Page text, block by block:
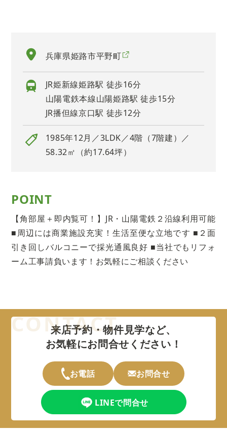
兵庫県姫路市平野町
JR姫新線姫路駅 徒歩16分
山陽電鉄本線山陽姫路駅 徒歩15分
JR播但線京口駅 徒歩12分
1985年12月／3LDK／4階（7階建）／
58.32㎡（約17.64坪）
POINT
【角部屋＋即内覧可！】JR・山陽電鉄２沿線利用可能
■周辺には商業施設充実！生活至便な立地です ■２面
引き回しバルコニーで採光通風良好 ■当社でもリフォ
ーム工事請負います！お気軽にご相談ください
来店予約・物件見学など、
お気軽にお問合せください！
お電話 お問合せ
LINEで問合せ